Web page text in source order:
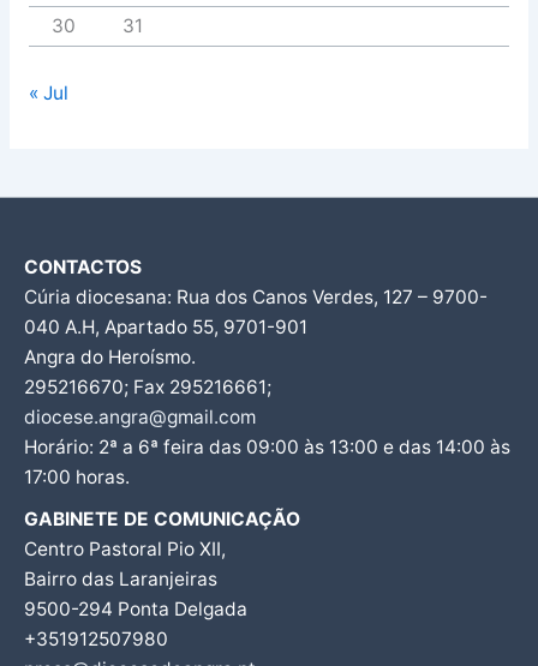
30
31
« Jul
CONTACTOS
Cúria diocesana: Rua dos Canos Verdes, 127 – 9700-
040 A.H, Apartado 55, 9701-901
Angra do Heroísmo.
295216670; Fax 295216661;
diocese.angra@gmail.com
Horário: 2ª a 6ª feira das 09:00 às 13:00 e das 14:00 às
17:00 horas.
GABINETE DE COMUNICAÇÃO
Centro Pastoral Pio XII,
Bairro das Laranjeiras
9500-294 Ponta Delgada
+351912507980